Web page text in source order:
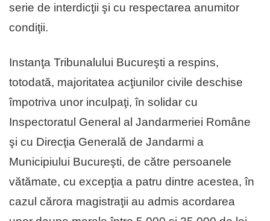
serie de interdicţii şi cu respectarea anumitor
condiţii.
Instanţa Tribunalului Bucureşti a respins,
totodată, majoritatea acţiunilor civile deschise
împotriva unor inculpaţi, în solidar cu
Inspectoratul General al Jandarmeriei Române
şi cu Direcţia Generală de Jandarmi a
Municipiului Bucureşti, de către persoanele
vătămate, cu excepţia a patru dintre acestea, în
cazul cărora magistraţii au admis acordarea